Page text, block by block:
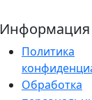
Информация
Политика
Обработка